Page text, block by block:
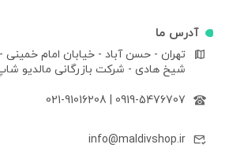
آدرس ما
تهران - حسن آباد - خیابان امام خمینی
شیخ هادی - شرکت بازرگانی مالدیو
0919-5476707
021-91016208
info@maldivshop.ir